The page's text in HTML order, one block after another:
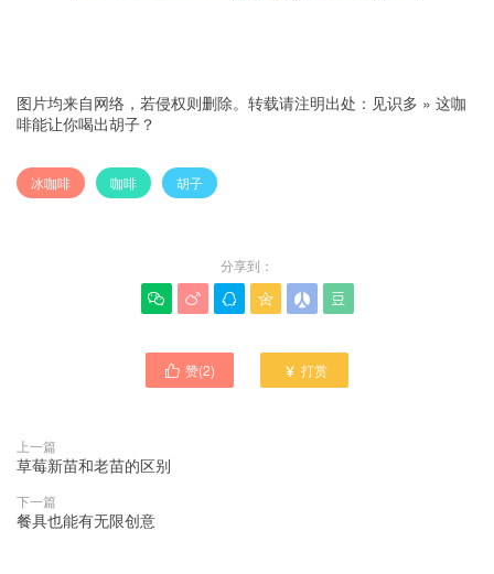
图片均来自网络，若侵权则删除。转载请注明出处： 见识多 » 这咖
啡能让你喝出胡子？
冰咖啡 咖啡 胡子
分享到：
     
 赞(2)  打赏
上一篇
草莓新苗和老苗的区别
下一篇
餐具也能有无限创意